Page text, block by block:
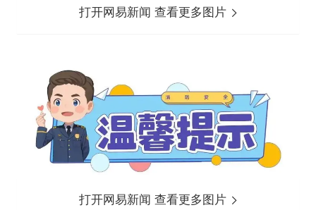
打开网易新闻 查看更多图片
打开网易新闻 查看更多图片